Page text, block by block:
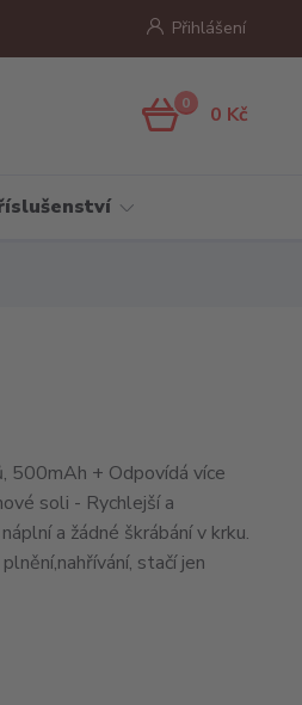
Přihlášení
0 0 Kč
500mAh + Odpovídá více
soli - Rychlejší a
a žádné škrábání v krku.
stačí jen